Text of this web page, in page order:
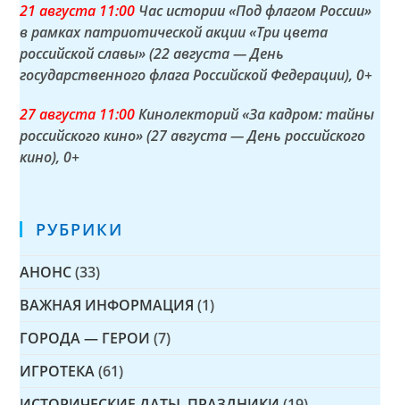
21 августа 11:00 Час истории «Под флагом России»
в рамках патриотической акции «Три цвета
российской славы» (22 августа — День
государственного флага Российской Федерации), 0+
27 августа 11:00Кинолекторий «За кадром: тайны
российского кино» (27 августа — День российского
кино), 0+
РУБРИКИ
АНОНС (33)
ВАЖНАЯ ИНФОРМАЦИЯ (1)
ГОРОДА — ГЕРОИ (7)
ИГРОТЕКА (61)